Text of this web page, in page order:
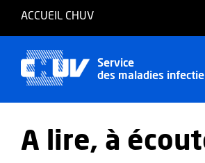
ACCUEIL CHUV
Service
des maladies
A lire, à